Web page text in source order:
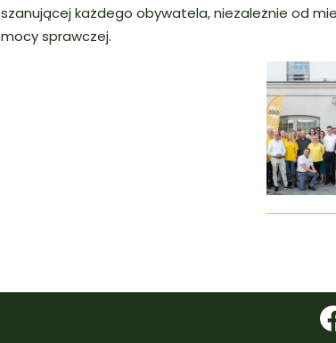
szanującej każdego obywatela, niezależnie od
mocy sprawczej.